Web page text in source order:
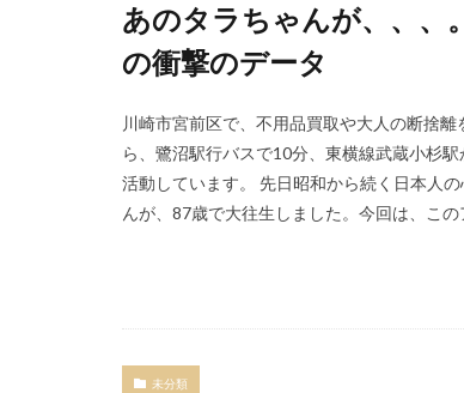
あのタラちゃんが、、、
の衝撃のデータ
川崎市宮前区で、不用品買取や大人の断捨
ら、鷺沼駅行バスで10分、東横線武蔵小杉
活動しています。 先日昭和から続く日本人
んが、87歳で大往生しました。今回は、こ
未分類